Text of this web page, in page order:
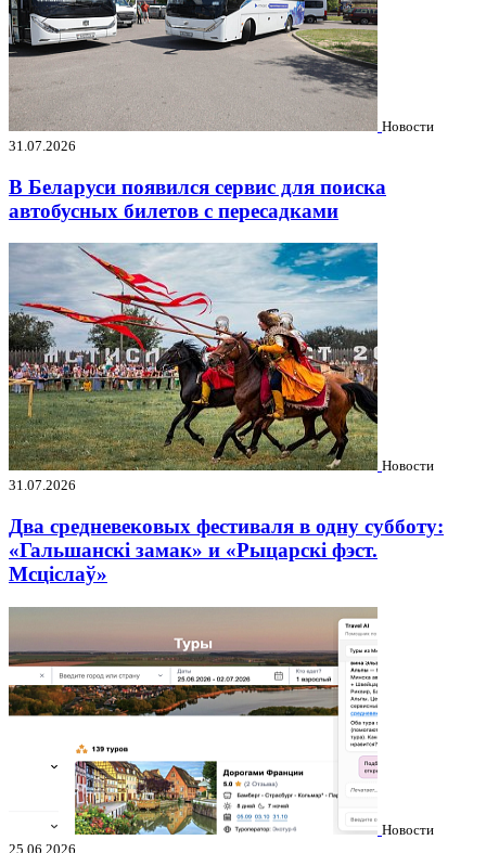
Новости
31.07.2026
В Беларуси появился сервис для поиска
автобусных билетов с пересадками
Новости
31.07.2026
Два средневековых фестиваля в одну субботу:
«Гальшанскі замак» и «Рыцарскі фэст.
Мсціслаў»
Новости
25.06.2026